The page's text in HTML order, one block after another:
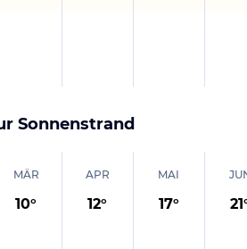
Sonnenstrand
MÄR
10°
APR
12°
MAI
17° 21